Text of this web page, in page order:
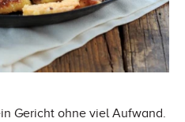
Gericht ohne viel Aufwand.